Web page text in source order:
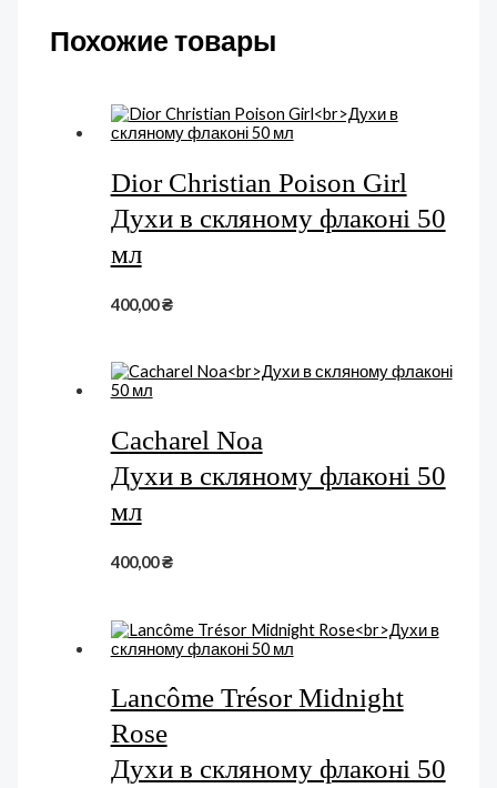
Похожие товары
Dior Christian Poison Girl
Духи в скляному флаконі 50
мл
400,00₴
Cacharel Noa
Духи в скляному флаконі 50
мл
400,00₴
Lancôme Trésor Midnight
Rose
Духи в скляному флаконі 50